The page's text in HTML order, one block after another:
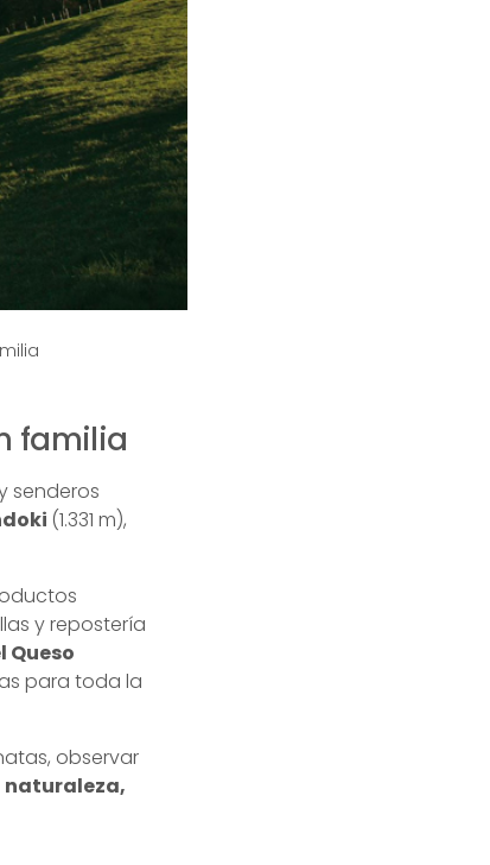
familia
senderos
(1.331 m),
y repostería
Queso
para toda la
observar
naturaleza,